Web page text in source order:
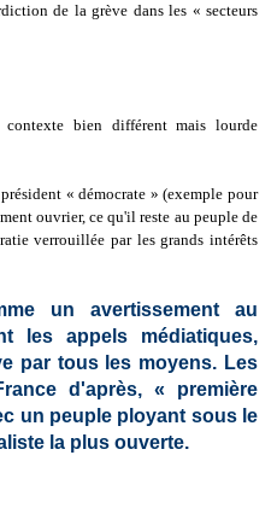
de la grève dans les « secteurs
bien différent mais lourde
« démocrate » (exemple pour
ouvrier, ce qu'il reste au peuple de
verrouillée par les grands intérêts
un avertissement au
les appels médiatiques,
par tous les moyens. Les
d'après, « première
un peuple ployant sous le
la plus ouverte.